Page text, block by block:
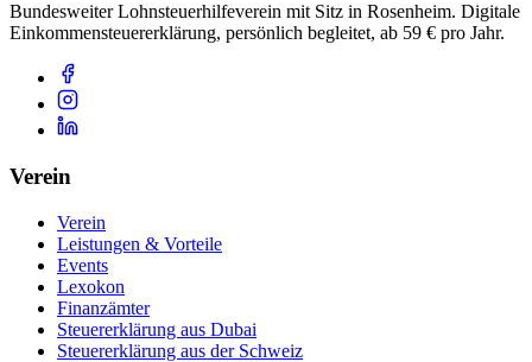
Bundesweiter Lohnsteuerhilfeverein mit Sitz in Rosenheim. Digitale
Einkommensteuererklärung, persönlich begleitet, ab 59 € pro Jahr.
Verein
Verein
Leistungen & Vorteile
Events
Lexokon
Finanzämter
Steuererklärung aus Dubai
Steuererklärung aus der Schweiz